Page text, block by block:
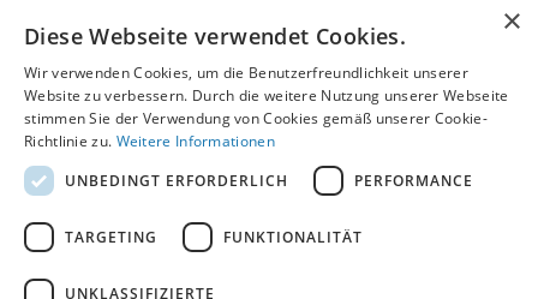
Service-Hotline
Service
Unternehmen
×
Diese Webseite verwendet Cookies.
Wir verwenden Cookies, um die Benutzerfreundlichkeit unserer
Website zu verbessern. Durch die weitere Nutzung unserer Webseite
stimmen Sie der Verwendung von Cookies gemäß unserer Cookie-
Richtlinie zu. Weitere Informationen
UNBEDINGT ERFORDERLICH
PERFORMANCE
TARGETING FUNKTIONALITÄT
UNKLASSIFIZIERTE